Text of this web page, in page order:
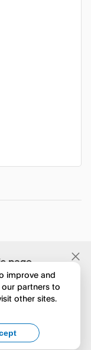
page
improve and
partners to
other sites.